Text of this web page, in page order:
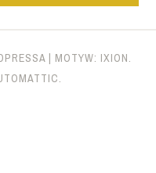
| MOTYW: IXION.
.